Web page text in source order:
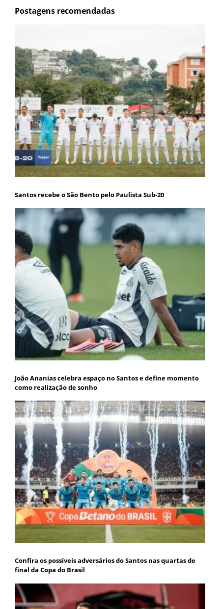
Postagens recomendadas
Santos recebe o São Bento pelo Paulista Sub-20
João Ananias celebra espaço no Santos e define momento
como realização de sonho
Confira os possíveis adversários do Santos nas quartas de
final da Copa do Brasil